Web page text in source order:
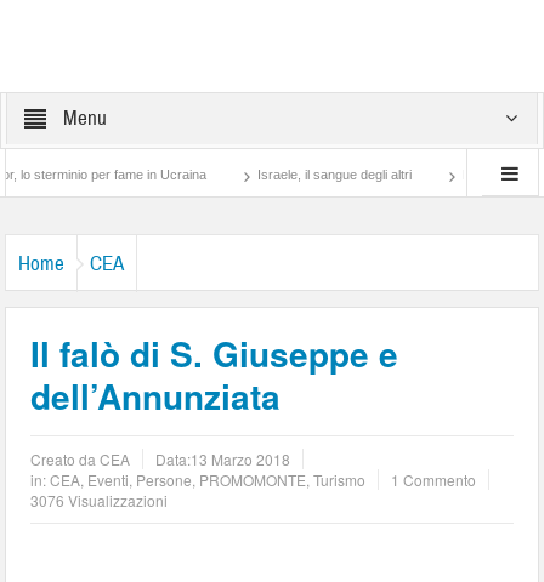
Menu
per fame in Ucraina Israele, il sangue degli altri Lotta di classe… tra preti
Home CEA
Il falò di S. Giuseppe e
dell’Annunziata
Creato daCEA Data:13 Marzo 2018
in:CEA Eventi Persone PROMOMONTE ,Turismo
1 Commento
3076 Visualizzazioni